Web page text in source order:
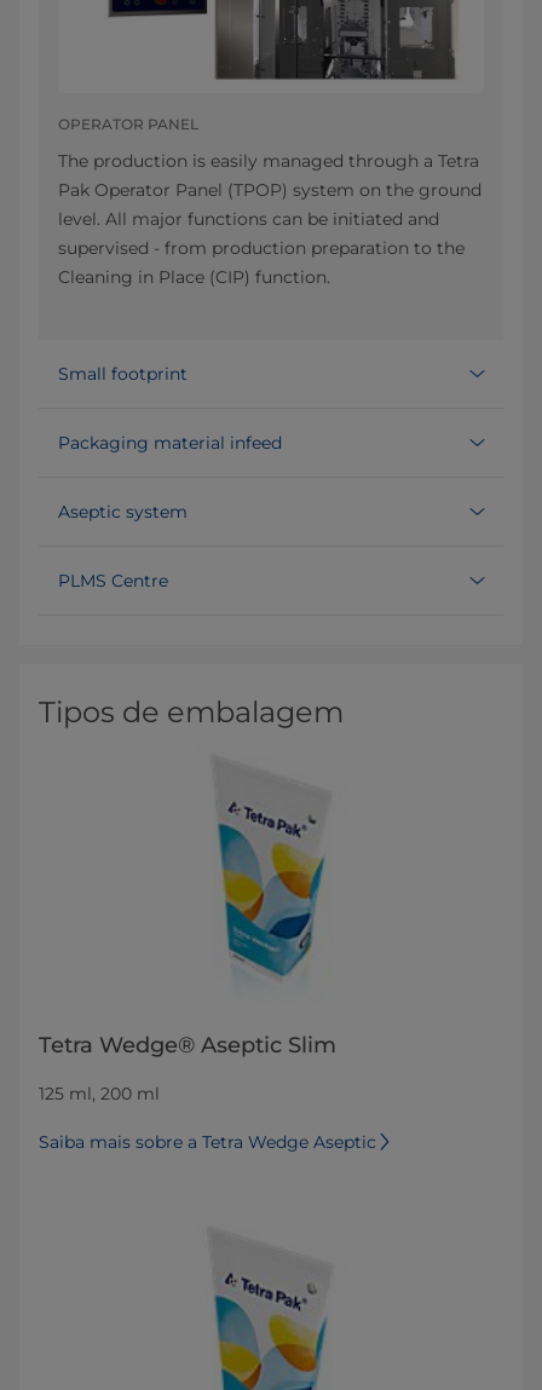
OPERATOR PANEL
The production is easily managed through a Tetra
Pak Operator Panel (TPOP) system on the ground
level. All major functions can be initiated and
supervised - from production preparation to the
Cleaning in Place (CIP) function.
Small footprint
Packaging material infeed
Aseptic system
PLMS Centre
Tipos de embalagem
Tetra Wedge® Aseptic Slim
125 ml, 200 ml
Saiba mais sobre a Tetra Wedge Aseptic